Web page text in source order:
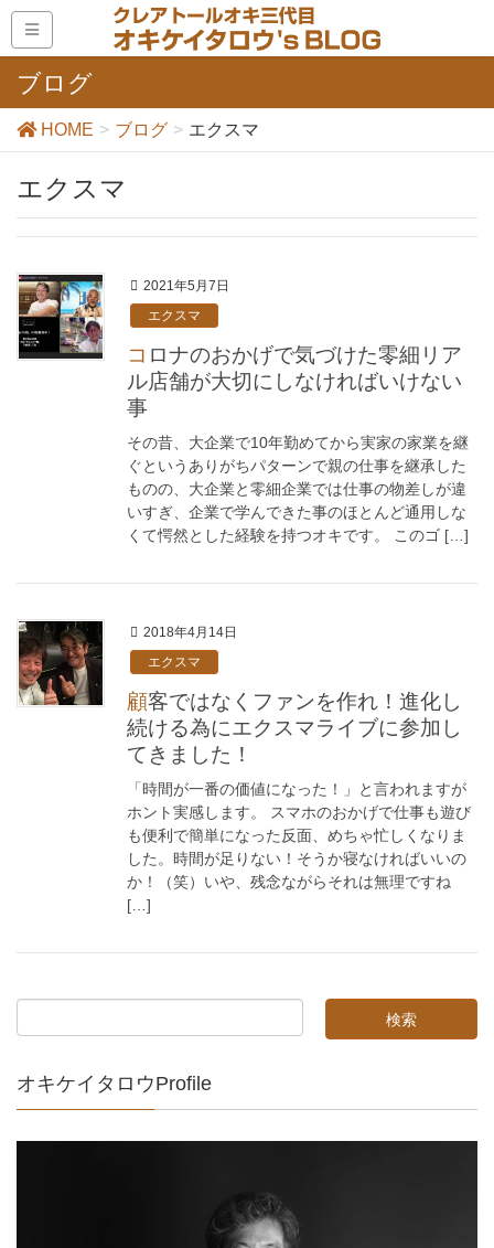
ブログ
HOME ブログ エクスマ
エクスマ
2021年5月7日
エクスマ
コロナのおかげで気づけた零細リア
ル店舗が大切にしなければいけない
事
その昔、大企業で10年勤めてから実家の家業を継
ぐというありがちパターンで親の仕事を継承した
ものの、大企業と零細企業では仕事の物差しが違
いすぎ、企業で学んできた事のほとんど通用しな
くて愕然とした経験を持つオキです。 このゴ […]
2018年4月14日
エクスマ
顧客ではなくファンを作れ！進化し
続ける為にエクスマライブに参加し
てきました！
「時間が一番の価値になった！」と言われますが
ホント実感します。 スマホのおかげで仕事も遊び
も便利で簡単になった反面、めちゃ忙しくなりま
した。時間が足りない！そうか寝なければいいの
か！（笑）いや、残念ながらそれは無理ですね
[…]
オキケイタロウProfile